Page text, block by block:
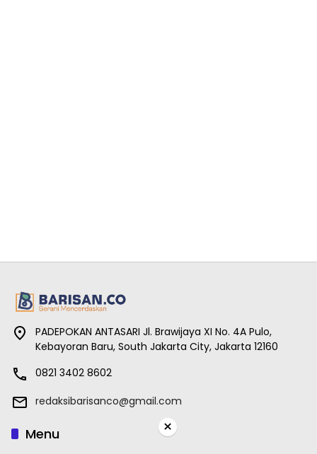
PADEPOKAN ANTASARI Jl. Brawijaya XI No. 4A Pulo,
Kebayoran Baru, South Jakarta City, Jakarta 12160
0821 3402 8602
redaksibarisanco@gmail.com
Menu ×